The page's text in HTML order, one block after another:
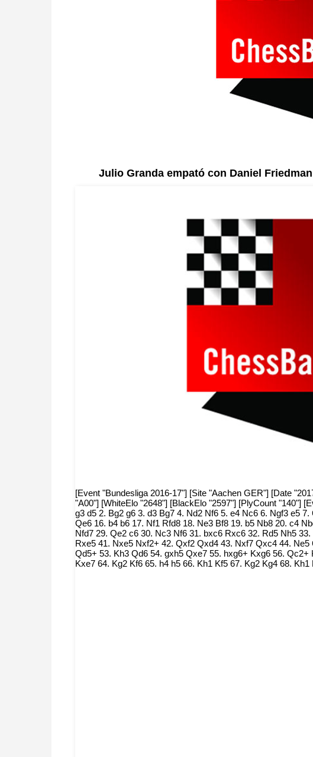
Julio Granda empató con Daniel Friedman
[Event "Bundesliga 2016-17"] [Site "Aachen GER"] [Date
"A00"] [WhiteElo "2648"] [BlackElo "2597"] [PlyCount "140"]
g3 d5 2. Bg2 g6 3. d3 Bg7 4. Nd2 Nf6 5. e4 Nc6 6. Ngf3 e5
Qe6 16. b4 b6 17. Nf1 Rfd8 18. Ne3 Bf8 19. b5 Nb8 20. c4
Nfd7 29. Qe2 c6 30. Nc3 Nf6 31. bxc6 Rxc6 32. Rd5 Nh5
Rxe5 41. Nxe5 Nxf2+ 42. Qxf2 Qxd4 43. Nxf7 Qxc4 44.
Qd5+ 53. Kh3 Qd6 54. gxh5 Qxe7 55. hxg6+ Kxg6 56.
Kxe7 64. Kg2 Kf6 65. h4 h5 66. Kh1 Kf5 67. Kg2 Kg4 68.